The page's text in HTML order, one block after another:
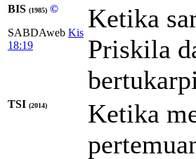
BIS (1985) ©
SABDAweb Kis
18:19
Ketika
Priskila
TSI (2014)
Ketika